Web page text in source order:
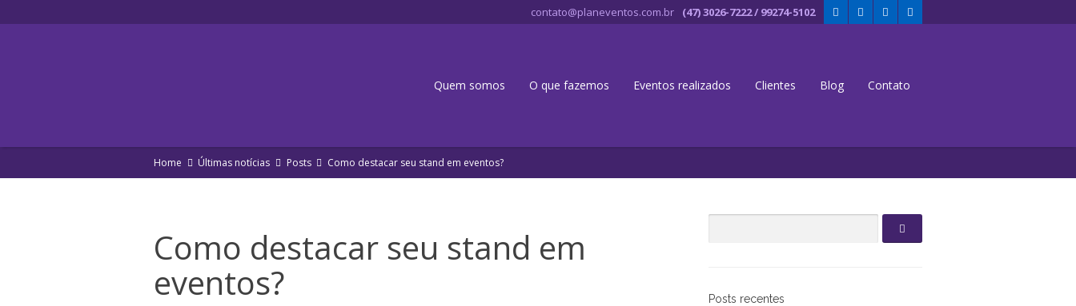
contato@planeventos.com.br (47) 3026-7222 / 99274-5102
Quem somos O que fazemos Eventos realizados Clientes Blog Contato
Home Últimas notícias Posts Como destacar seu stand em eventos?
Como destacar seu stand em
eventos?
Posts recentes